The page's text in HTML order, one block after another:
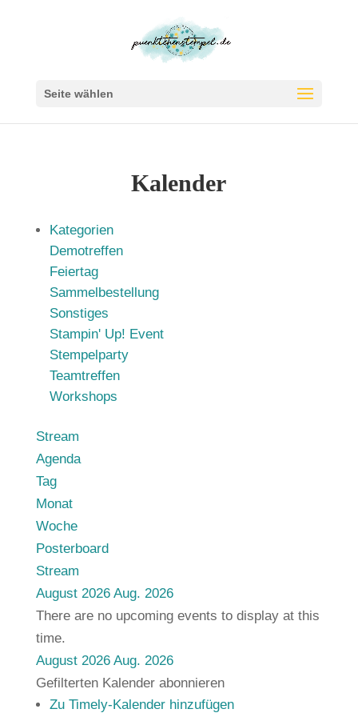
Seite wählen
Kalender
Kategorien
Demotreffen
Feiertag
Sammelbestellung
Sonstiges
Stampin' Up! Event
Stempelparty
Teamtreffen
Workshops
Stream
Agenda
Tag
Monat
Woche
Posterboard
Stream
August 2026 Aug. 2026
There are no upcoming events to display at this
time.
August 2026 Aug. 2026
Gefilterten Kalender abonnieren
Zu Timely-Kalender hinzufügen